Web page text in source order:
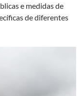
e medidas de
de diferentes